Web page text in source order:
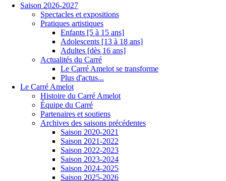
Saison 2026-2027
Spectacles et expositions
Pratiques artistiques
Enfants [5 à 15 ans]
Adolescents [13 à 18 ans]
Adultes [dès 16 ans]
Actualités du Carré
Le Carré Amelot se transforme
Plus d'actus...
Le Carré Amelot
Histoire du Carré Amelot
Équipe du Carré
Partenaires et soutiens
Archives des saisons précédentes
Saison 2020-2021
Saison 2021-2022
Saison 2022-2023
Saison 2023-2024
Saison 2024-2025
Saison 2025-2026